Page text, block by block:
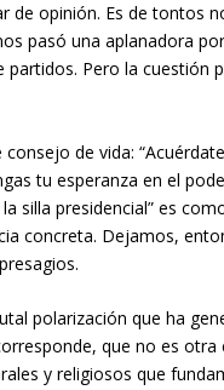
de opinión. Es de tontos
pasó una aplanadora
Pero la cuestión
de vida:
tu esperanza en el
silla presidencial” es
concreta. Dejamos,
polarización que ha
que no es
y religiosos que